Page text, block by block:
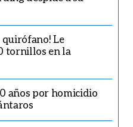
Le
tornillos en la
años por homicidio